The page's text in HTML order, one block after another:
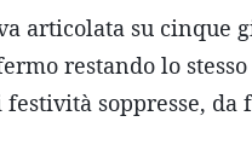
articolata su
restando lo
soppresse,